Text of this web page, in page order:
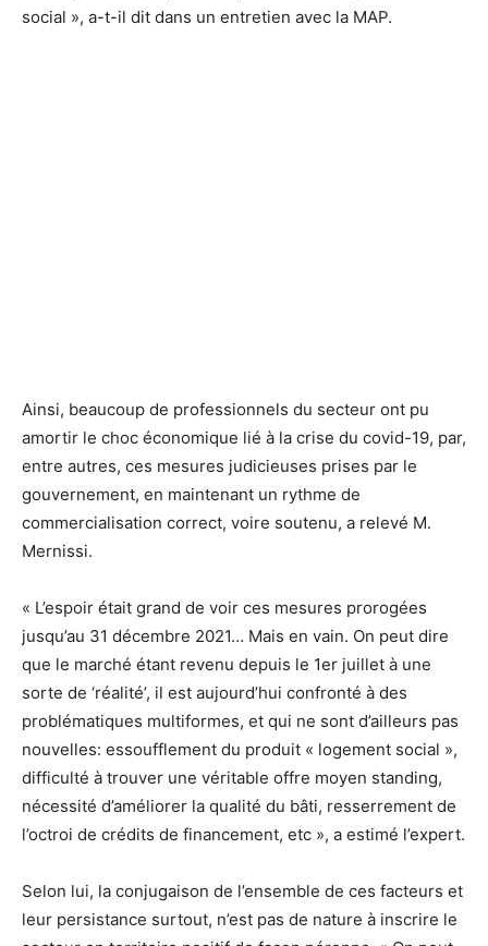
social », a-t-il dit dans un entretien avec la MAP.
Ainsi, beaucoup de professionnels du secteur ont pu
amortir le choc économique lié à la crise du covid-19, par,
entre autres, ces mesures judicieuses prises par le
gouvernement, en maintenant un rythme de
commercialisation correct, voire soutenu, a relevé M.
Mernissi.
« L’espoir était grand de voir ces mesures prorogées
jusqu’au 31 décembre 2021… Mais en vain. On peut dire
que le marché étant revenu depuis le 1er juillet à une
sorte de ‘réalité’, il est aujourd’hui confronté à des
problématiques multiformes, et qui ne sont d’ailleurs pas
nouvelles: essoufflement du produit « logement social »,
difficulté à trouver une véritable offre moyen standing,
nécessité d’améliorer la qualité du bâti, resserrement de
l’octroi de crédits de financement, etc », a estimé l’expert.
Selon lui, la conjugaison de l’ensemble de ces facteurs et
leur persistance surtout, n’est pas de nature à inscrire le